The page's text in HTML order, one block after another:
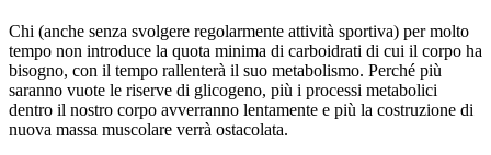
Chi (anche senza svolgere regolarmente attività sportiva) per molto
tempo non introduce la quota minima di carboidrati di cui il corpo ha
bisogno, con il tempo rallenterà il suo metabolismo. Perché più
saranno vuote le riserve di glicogeno, più i processi metabolici
dentro il nostro corpo avverranno lentamente e più la costruzione di
nuova massa muscolare verrà ostacolata.